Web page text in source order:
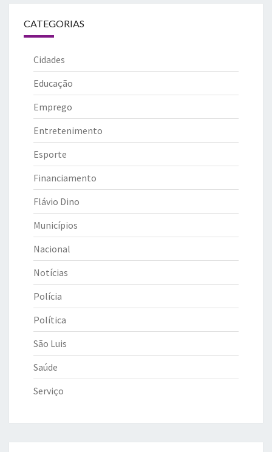
CATEGORIAS
Cidades
Educação
Emprego
Entretenimento
Esporte
Financiamento
Flávio Dino
Municípios
Nacional
Notícias
Polícia
Política
São Luis
Saúde
Serviço